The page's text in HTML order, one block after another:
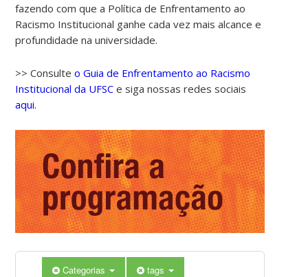
fazendo com que a Política de Enfrentamento ao
Racismo Institucional ganhe cada vez mais alcance e
profundidade na universidade.
>> Consulteo Guia de Enfrentamento ao Racismo
Institucional da UFSC e siga nossas redes sociais
aqui.
Categorias tags